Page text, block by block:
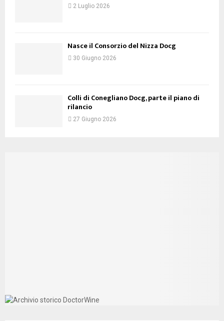
2 Luglio 2026
Nasce il Consorzio del Nizza Docg
30 Giugno 2026
Colli di Conegliano Docg, parte il piano di
rilancio
27 Giugno 2026